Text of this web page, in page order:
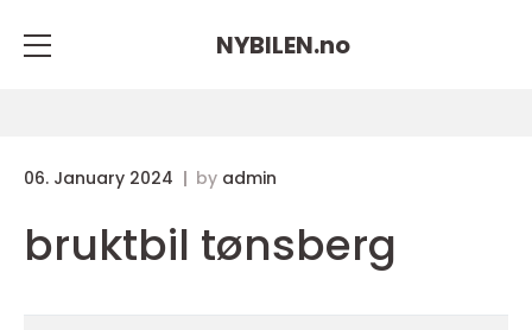
NYBILEN.no
06. January 2024 by admin
bruktbil tønsberg